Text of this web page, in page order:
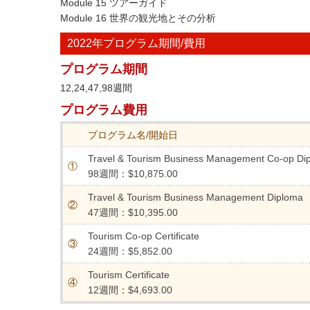
Module 15 ツアーガイド
Module 16 世界の観光地とその分析
2022年プログラム期間/費用
プログラム期間
12,24,47,98週間
プログラム費用
プログラム名/開始日
①
Travel & Tourism Business Management Co-op
98週間：$10,875.00
②
Travel & Tourism Business Management Diploma
47週間：$10,395.00
③
Tourism Co-op Certificate
24週間：$5,852.00
④
Tourism Certificate
12週間：$4,693.00